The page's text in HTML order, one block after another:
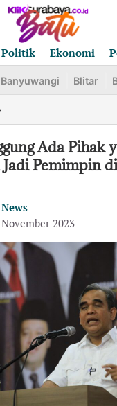
Politik Ekonomi
Banyuwangi Blitar
Singgung
Ada
Pihak
yang
Siap
Gibran
Jadi
Pemimpin
di
Pemilu
2024
Ada Pihak
Pemimpin
News
2023